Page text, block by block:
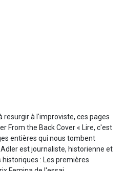
resurgir à l'improviste, ces pages
From the Back Cover « Lire, c'est
entières qui nous tombent
est journaliste, historienne et
: Les premières